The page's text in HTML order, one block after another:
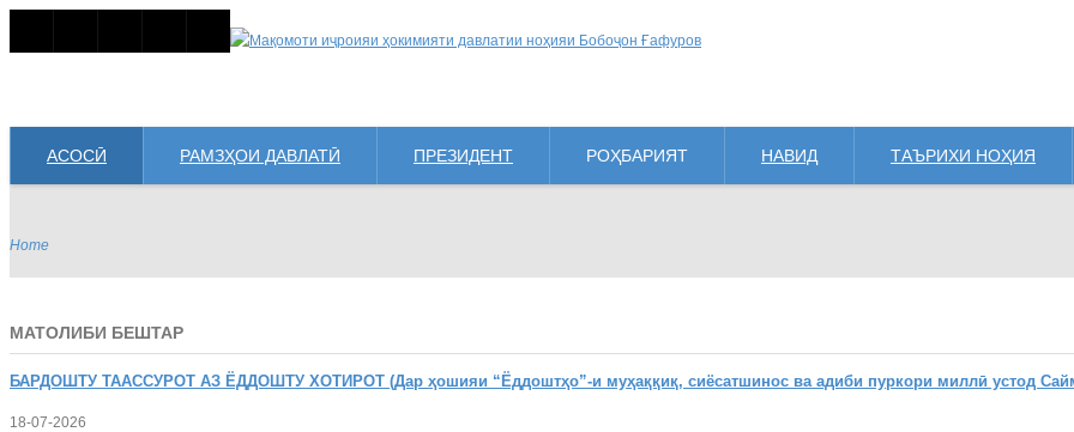
АСОСӢ РАМЗҲОИ ДАВЛАТӢ ПРЕЗИДЕНТ РОҲБАРИЯТ НАВИД ТАЪРИХИ НОҲИЯ
Home
МАТОЛИБИ БЕШТАР
БАРДОШТУ ТААССУРОТ АЗ ЁДДОШТУ ХОТИРОТ (Дар ҳошияи “Ёддоштҳо”-и муҳаққиқ, сиёсатшинос ва адиби пуркори миллӣ устод
18-07-2026